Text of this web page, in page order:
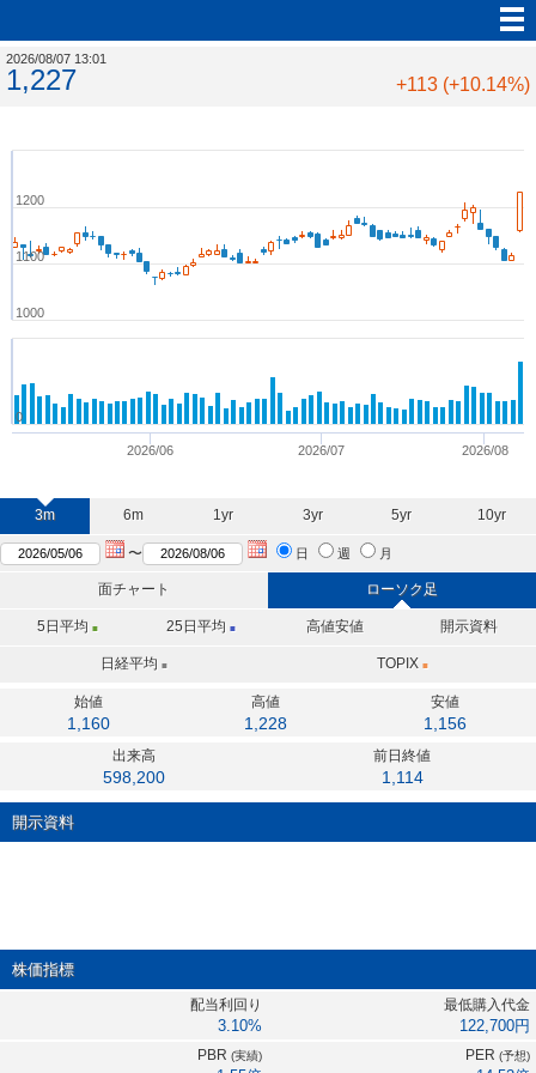
2026/08/07 13:01
1,227 +113 (+10.14%)
2026/06 2026/07 2026/08
1000
1100
1200
0
3m 6m 1yr 3yr 5yr 10yr
〜 日 週 月
面チャート ローソク足
5日 平均 ■ 25日 平均 ■ 高値安値 開示資料
日経平均 ■ TOPIX ■
始値
1,160
高値
1,228
安値
1,156
出来高
598,200
前日終値
1,114
開示資料
株価指標
配当利回り
3.10%
最低購入代金
122,700円
PBR (実績) PER (予想)